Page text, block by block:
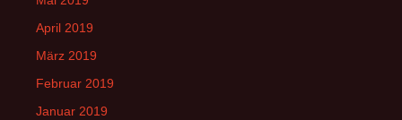
April 2019
März 2019
Februar 2019
Januar 2019